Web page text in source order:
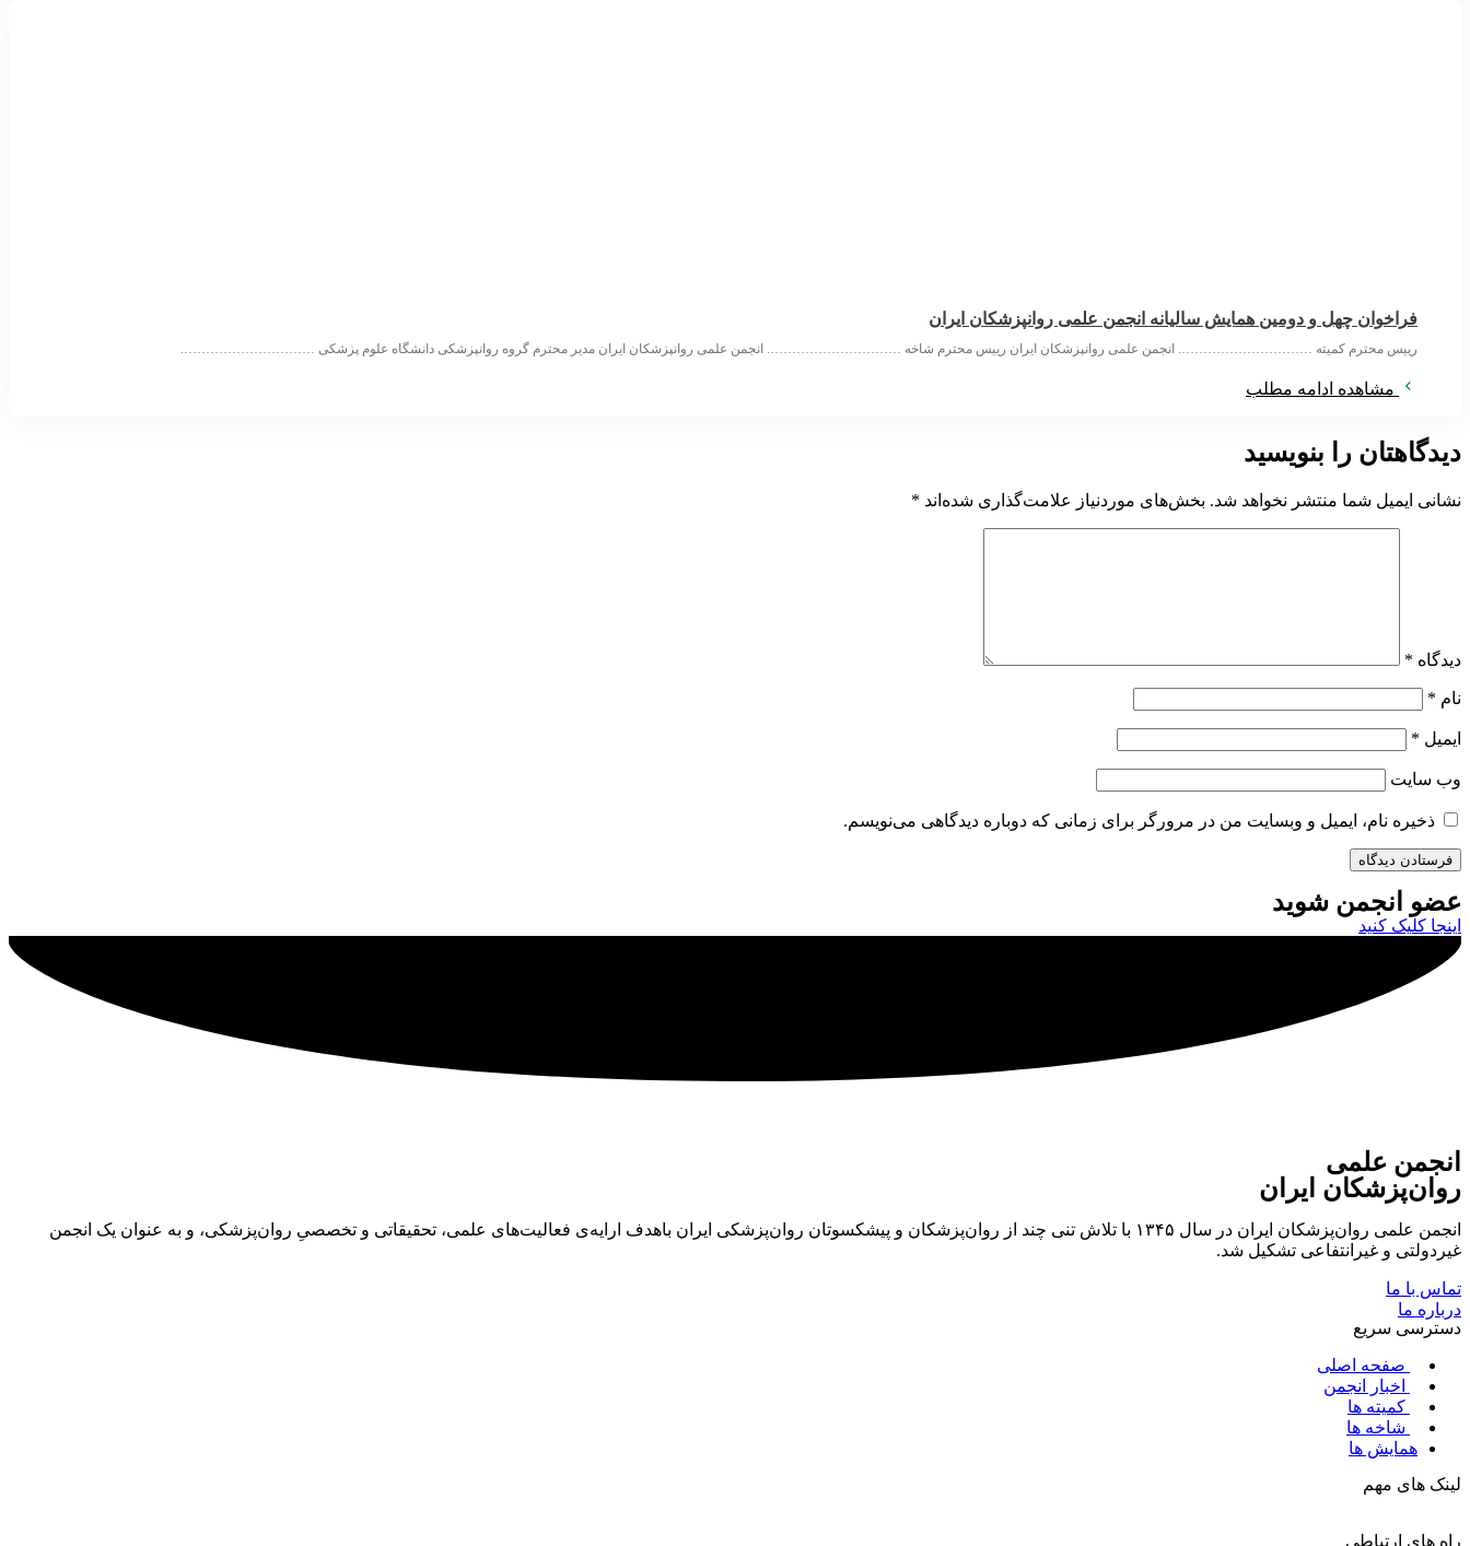
فراخوان چهل و دومین همایش سالیانه انجمن علمی روانپزشکان ایران
رییس محترم کمیته …………………………. انجمن علمی روانپزشکان ایران رییس محترم شاخه …………………………. انجمن علمی روانپزشکان ایران مدیر محترم گروه روانپزشکی دانشگاه علوم پزشکی ………………………….
مشاهده ادامه مطلب
دیدگاهتان را بنویسید
نشانی ایمیل شما منتشر نخواهد شد. بخش‌های موردنیاز علامت‌گذاری شده‌اند *
دیدگاه *
نام *
ایمیل *
وب‌ سایت
ذخیره نام، ایمیل و وبسایت من در مرورگر برای زمانی که دوباره دیدگاهی می‌نویسم.
عضو انجمن شوید
اینجا کلیک کنید
انجمن علمی
روان‌پزشکان ایران
انجمن علمی روان‌پزشکان ایران در سال ۱۳۴۵ با تلاش تنی چند از روان‌پزشکان و پیشکسوتان روان‌پزشکی ایران باهدف ارایه‌ی فعالیت‌های علمی، تحقیقاتی و تخصصیِ روان‌پزشکی، و به عنوان یک انجمن
غیردولتی و غیرانتفاعی تشکیل شد.
تماس با ما
درباره ما
دسترسی سریع
صفحه اصلی
اخبار انجمن
کمیته ها
شاخه ها
همایش ها
لینک های مهم
راه های ارتباطی